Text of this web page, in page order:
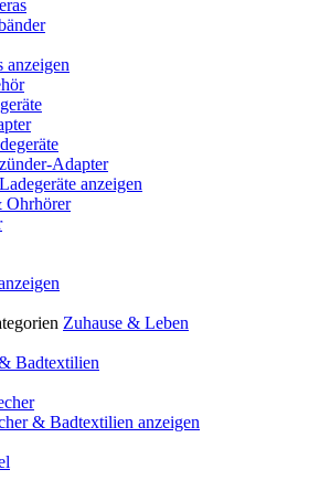
anzeigen
Adapter
anzeigen
Ohrhörer
Zuhause & Leben
Badtextilien
& Badtextilien anzeigen